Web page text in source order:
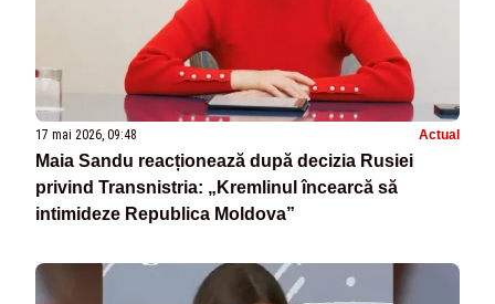
17 mai 2026, 09:48 Actual
Maia Sandu reacționează după decizia Rusiei
privind Transnistria: „Kremlinul încearcă să
intimideze Republica Moldova”